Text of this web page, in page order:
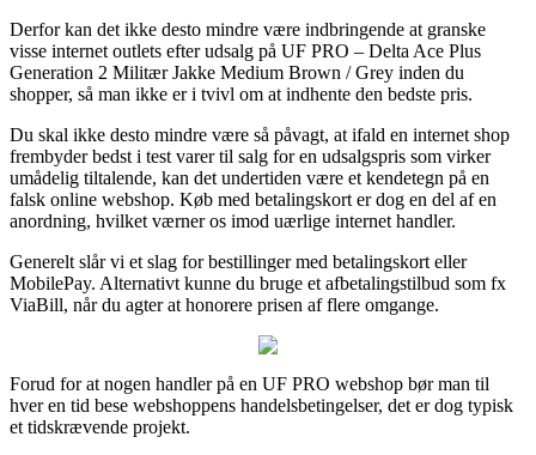
Derfor kan det ikke desto mindre være indbringende at granske
visse internet outlets efter udsalg på UF PRO – Delta Ace Plus
Generation 2 Militær Jakke Medium Brown / Grey inden du
shopper, så man ikke er i tvivl om at indhente den bedste pris.
Du skal ikke desto mindre være så påvagt, at ifald en internet shop
frembyder bedst i test varer til salg for en udsalgspris som virker
umådelig tiltalende, kan det undertiden være et kendetegn på en
falsk online webshop. Køb med betalingskort er dog en del af en
anordning, hvilket værner os imod uærlige internet handler.
Generelt slår vi et slag for bestillinger med betalingskort eller
MobilePay. Alternativt kunne du bruge et afbetalingstilbud som fx
ViaBill, når du agter at honorere prisen af flere omgange.
Forud for at nogen handler på en UF PRO webshop bør man til
hver en tid bese webshoppens handelsbetingelser, det er dog typisk
et tidskrævende projekt.